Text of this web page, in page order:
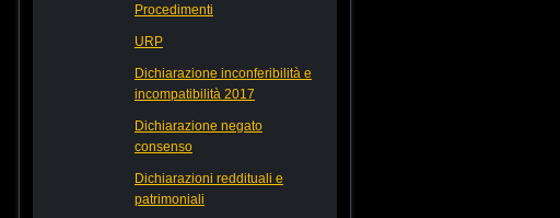
Procedimenti
URP
Dichiarazione inconferibilità e
incompatibilità 2017
Dichiarazione negato
consenso
Dichiarazioni reddituali e
patrimoniali